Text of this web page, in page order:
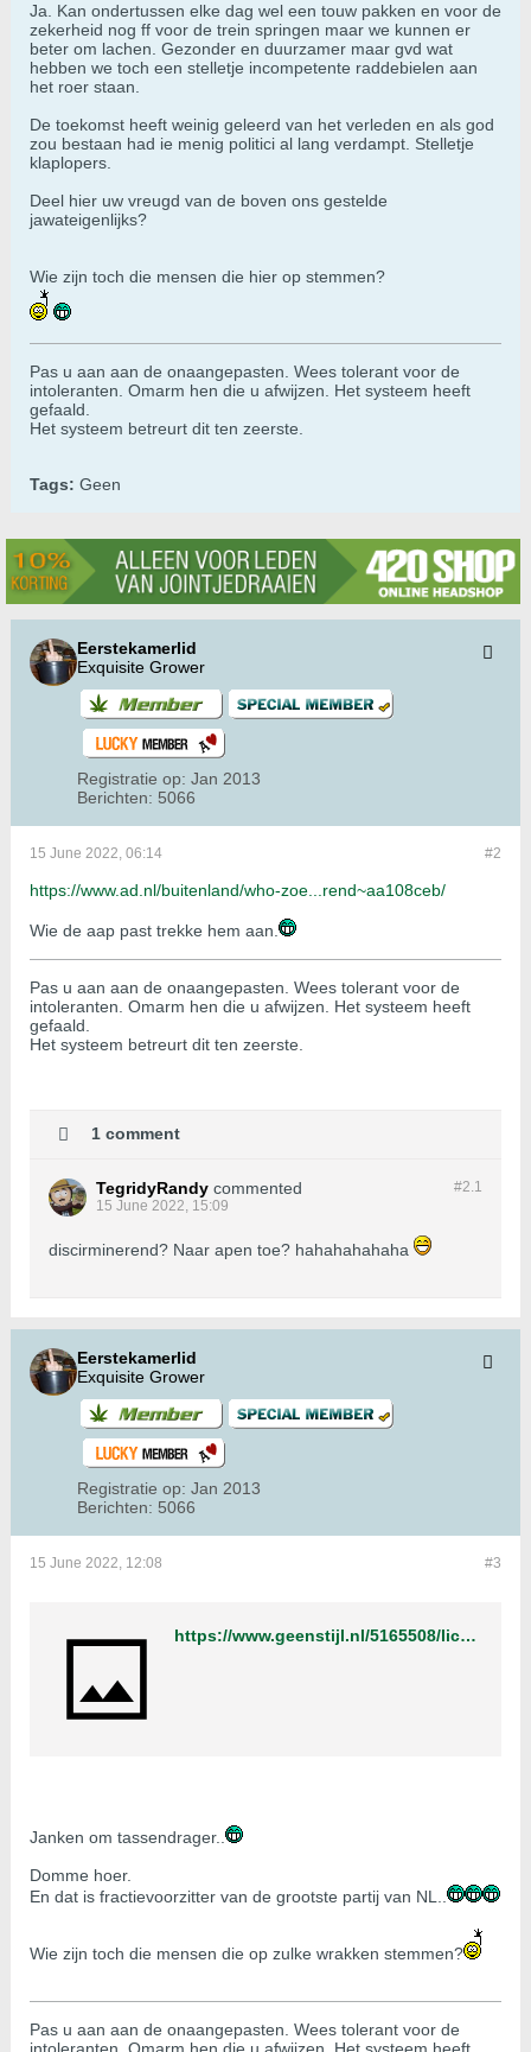
Ja. Kan ondertussen elke dag wel een touw pakken en voor de
zekerheid nog ff voor de trein springen maar we kunnen er
beter om lachen. Gezonder en duurzamer maar gvd wat
hebben we toch een stelletje incompetente raddebielen aan
het roer staan.
De toekomst heeft weinig geleerd van het verleden en als god
zou bestaan had ie menig politici al lang verdampt. Stelletje
klaplopers.
Deel hier uw vreugd van de boven ons gestelde
jawateigenlijks?
Wie zijn toch die mensen die hier op stemmen?
Pas u aan aan de onaangepasten. Wees tolerant voor de
intoleranten. Omarm hen die u afwijzen. Het systeem heeft
gefaald.
Het systeem betreurt dit ten zeerste.
Tags: Geen
Eerstekamerlid
Exquisite Grower
Registratie op: Jan 2013
Berichten: 5066
#2
15 June 2022, 06:14
https://www.ad.nl/buitenland/who-zoe...rend~aa108ceb/
Wie de aap past trekke hem aan.
Pas u aan aan de onaangepasten. Wees tolerant voor de
intoleranten. Omarm hen die u afwijzen. Het systeem heeft
gefaald.
Het systeem betreurt dit ten zeerste.
1 comment
#2.1
TegridyRandy commented
15 June 2022, 15:09
discirminerend? Naar apen toe? hahahahahaha
Eerstekamerlid
Exquisite Grower
Registratie op: Jan 2013
Berichten: 5066
#3
15 June 2022, 12:08
https://www.geenstijl.nl/5165508/lichtgewicht/
Janken om tassendrager..
Domme hoer.
En dat is fractievoorzitter van de grootste partij van NL..
Wie zijn toch die mensen die op zulke wrakken stemmen?
Pas u aan aan de onaangepasten. Wees tolerant voor de